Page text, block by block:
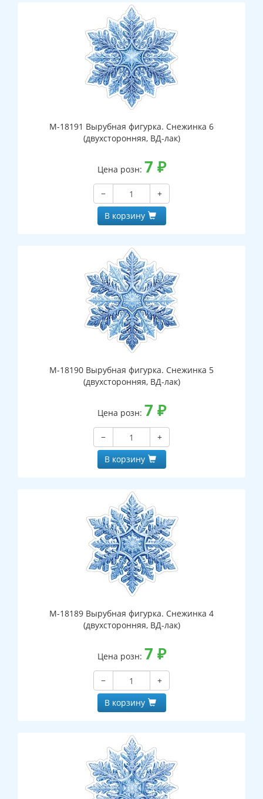
М-18191 Вырубная фигурка. Снежинка 6
(двухсторонняя, ВД-лак)
Цена розн: 7 ₽
−
+
В корзину
М-18190 Вырубная фигурка. Снежинка 5
(двухсторонняя, ВД-лак)
Цена розн: 7 ₽
−
+
В корзину
М-18189 Вырубная фигурка. Снежинка 4
(двухсторонняя, ВД-лак)
Цена розн: 7 ₽
−
+
В корзину